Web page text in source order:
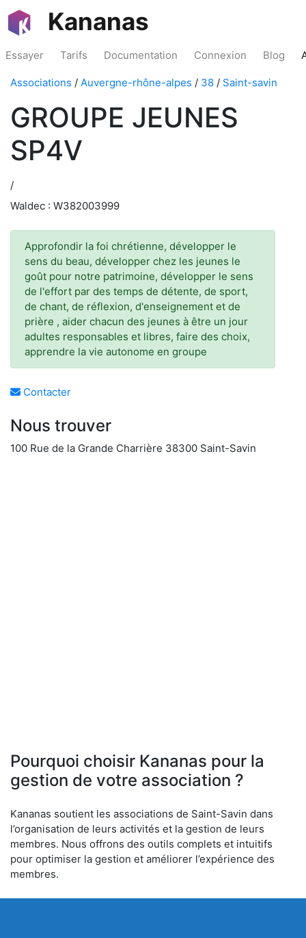
Kananas
Essayer Tarifs Documentation Connexion Blog
Associations / Auvergne-rhône-alpes / 38 / Saint-savin
GROUPE JEUNES
SP4V
/
Waldec : W382003999
Approfondir la foi chrétienne, développer le
sens du beau, développer chez les jeunes le
goût pour notre patrimoine, développer le sens
de l'effort par des temps de détente, de sport,
de chant, de réflexion, d'enseignement et de
prière , aider chacun des jeunes à être un jour
adultes responsables et libres, faire des choix,
apprendre la vie autonome en groupe
Contacter
Nous trouver
100 Rue de la Grande Charrière 38300 Saint-Savin
Pourquoi choisir Kananas pour la
gestion de votre association ?
Kananas soutient les associations de Saint-Savin dans
l’organisation de leurs activités et la gestion de leurs
membres. Nous offrons des outils complets et intuitifs
pour optimiser la gestion et améliorer l’expérience des
membres.